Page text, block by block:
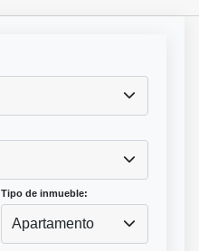
Tipo de inmueble:
Apartamento